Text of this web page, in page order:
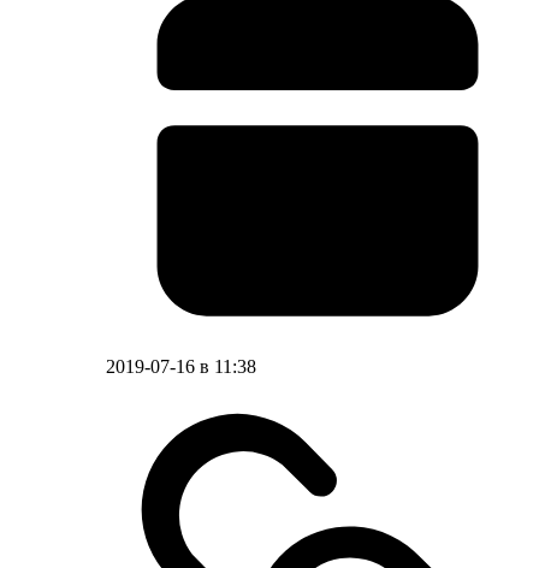
2019-07-16 в 11:38